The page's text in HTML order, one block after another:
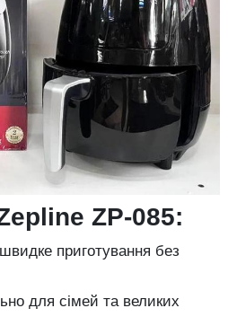
ZP-085:
приготування без
для сімей та великих